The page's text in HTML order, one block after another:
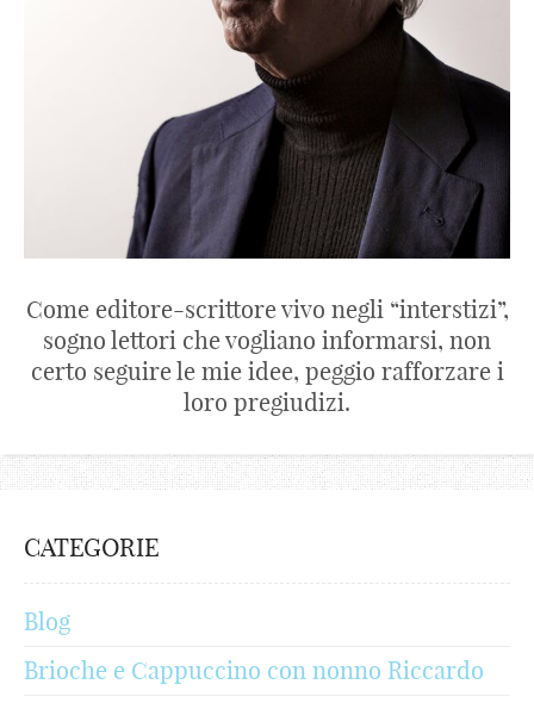
Come editore-scrittore vivo negli “interstizi”,
sogno lettori che vogliano informarsi, non
certo seguire le mie idee, peggio rafforzare i
loro pregiudizi.
CATEGORIE
Blog
Brioche e Cappuccino con nonno Riccardo